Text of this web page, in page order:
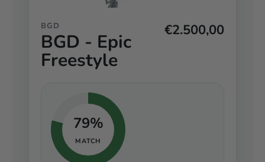
BGD
BGD - Epic
Freestyle
€2.500,00
79%
MATCH